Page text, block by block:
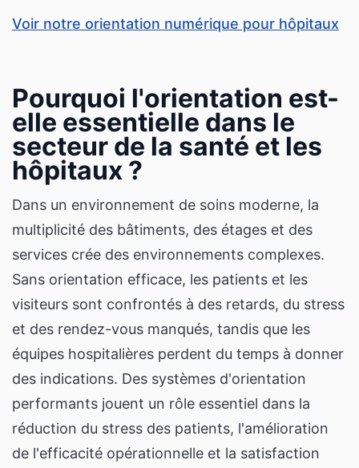
Voir notre orientation numérique pour hôpitaux
Pourquoi l'orientation est-
elle essentielle dans le
secteur de la santé et les
hôpitaux ?
Dans un environnement de soins moderne, la
multiplicité des bâtiments, des étages et des
services crée des environnements complexes.
Sans orientation efficace, les patients et les
visiteurs sont confrontés à des retards, du stress
et des rendez-vous manqués, tandis que les
équipes hospitalières perdent du temps à donner
des indications. Des systèmes d'orientation
performants jouent un rôle essentiel dans la
réduction du stress des patients, l'amélioration
de l'efficacité opérationnelle et la satisfaction